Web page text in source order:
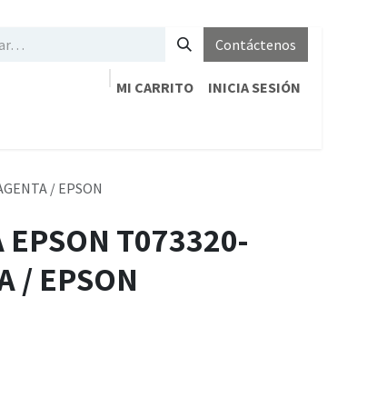
Contáctenos
MI CARRITO
INICIA SESIÓN
/ EPSON
EPSON T073320-
/ EPSON